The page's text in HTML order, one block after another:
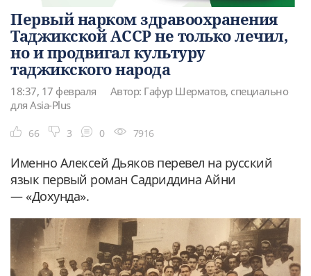
Первый нарком здравоохранения
Таджикской АССР не только лечил,
но и продвигал культуру
таджикского народа
18:37, 17 февраля
Автор: Гафур Шерматов, специально
для Asia-Plus
66 3 0 7916
Именно Алексей Дьяков перевел на русский
язык первый роман Садриддина Айни
— «Дохунда».